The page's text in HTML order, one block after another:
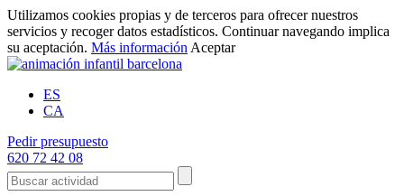
Utilizamos cookies propias y de terceros para ofrecer nuestros
servicios y recoger datos estadísticos. Continuar navegando implica
su aceptación. Más información Aceptar
ES
CA
Pedir presupuesto
620 72 42 08